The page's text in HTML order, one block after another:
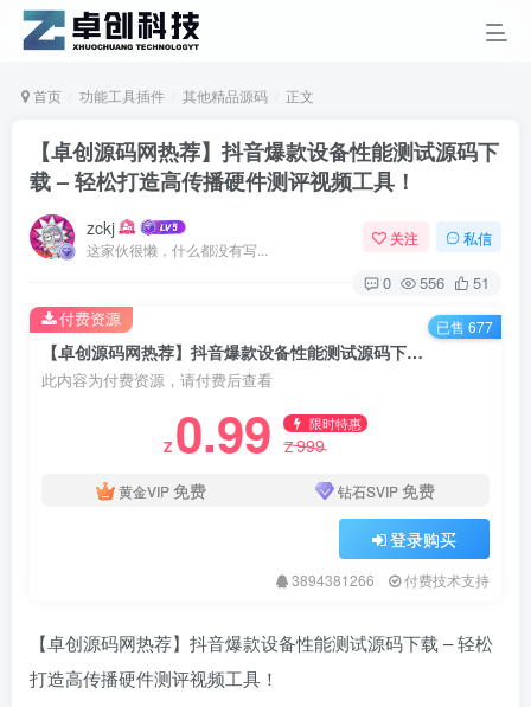
首页 功能工具插件 其他精品源码 正文
【卓创源码网热荐】抖音爆款设备性能测试源码下
载 – 轻松打造高传播硬件测评视频工具！
zckj
这家伙很懒，什么都没有写...
关注 私信
0 556 51
【卓创源码网热荐】抖音爆款设备性能测试源码下载 – 轻松打造高传播硬件测评视频工具！
此内容为付费资源，请付费后查看
Z 0.99 限时特惠
Z999
黄金VIP免费 钻石SVIP免费
登录购买
3894381266 付费技术支持
付费资源 已售 677
【卓创源码网热荐】抖音爆款设备性能测试源码下载 – 轻松
打造高传播硬件测评视频工具！